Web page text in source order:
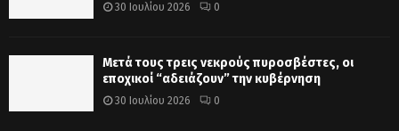
30 Ιουλίου 2026 0
Μετά τους τρεις νεκρούς πυροσβέστες, οι
εποχικοί “αδειάζουν” την κυβέρνηση
30 Ιουλίου 2026 0